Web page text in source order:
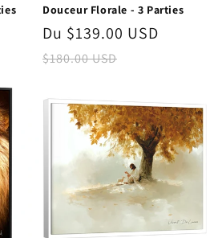
habituel
Douceur Florale - 3 Parties
Prix
promotionnel
Du $139.00 USD
$180.00 USD